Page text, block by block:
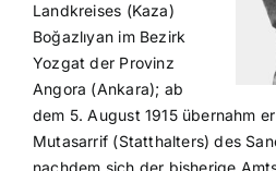
Landkreises (Kaza)
Boğazlıyan im Bezirk
Yozgat der Provinz
Angora (Ankara); ab
dem 5. August 1915 übernahm
Mutasarrif (Statthalters) des
nachdem sich der bisherige